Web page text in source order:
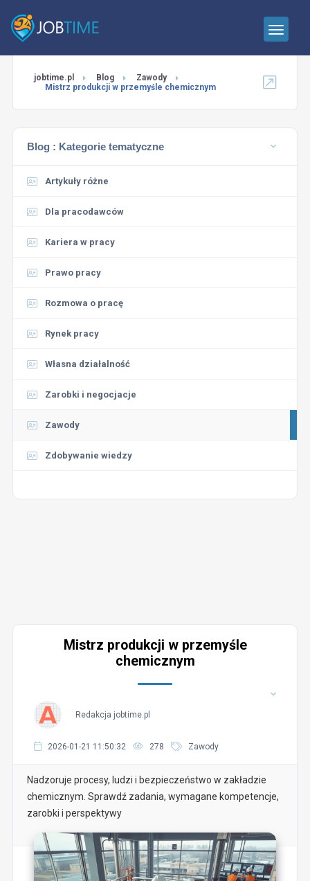
jobtime.pl Blog
Zawody
Mistrz produkcji w przemyśle chemicznym
Blog : Kategorie tematyczne
Artykuły różne
Dla pracodawców
Kariera w pracy
Prawo pracy
Rozmowa o pracę
Rynek pracy
Własna działalność
Zarobki i negocjacje
Zawody
Zdobywanie wiedzy
Mistrz produkcji w przemyśle
chemicznym
Redakcja jobtime.pl
2026-01-21 11:50:32 278 Zawody
Nadzoruje procesy, ludzi i bezpieczeństwo w zakładzie
chemicznym. Sprawdź zadania, wymagane kompetencje,
zarobki i perspektywy